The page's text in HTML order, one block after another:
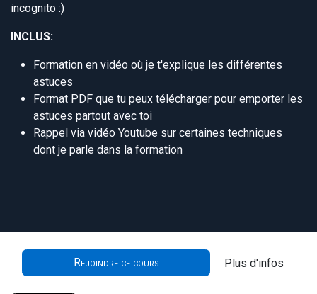
incognito :)
INCLUS:
Formation en vidéo où je t'explique les différentes
astuces
Format PDF que tu peux télécharger pour emporter les
astuces partout avec toi
Rappel via vidéo Youtube sur certaines techniques
dont je parle dans la formation
Rejoindre ce cours Plus d'infos